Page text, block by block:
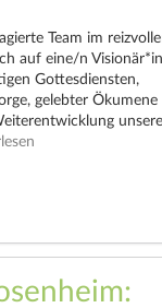
Team im
auf eine/n
Gottesdiensten,
gelebter